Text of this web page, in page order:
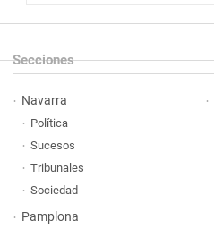
Secciones
Navarra
Política
Sucesos
Tribunales
Sociedad
Pamplona